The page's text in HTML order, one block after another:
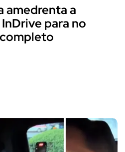
amedrenta a
para no